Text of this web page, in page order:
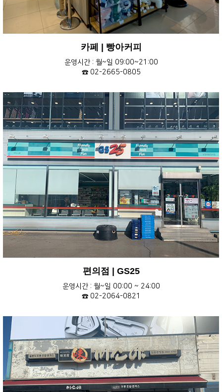
카페 | 빵아커피
운영시간 : 월~일 09:00~21:00
☎ 02-2665-0805
편의점 | GS25
운영시간 : 월~일 00:00 ~ 24:00
☎ 02-2064-0821